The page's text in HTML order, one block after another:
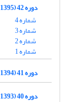
دوره 42 (1395)
شماره 4
شماره 3
شماره 2
شماره 1
دوره 41 (1394)
دوره 40 (1393)